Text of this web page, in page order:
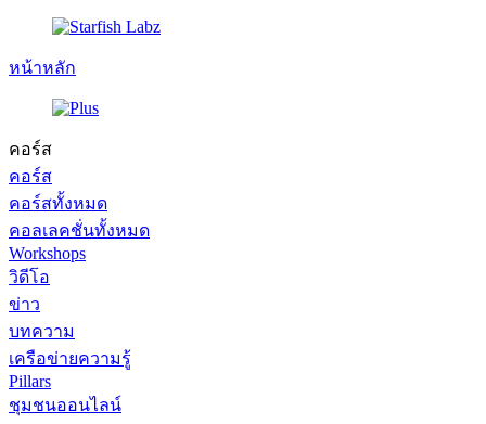
หน้าหลัก
คอร์ส
คอร์ส
คอร์สทั้งหมด
คอลเลคชั่นทั้งหมด
Workshops
วิดีโอ
ข่าว
บทความ
เครือข่ายความรู้
Pillars
ชุมชนออนไลน์